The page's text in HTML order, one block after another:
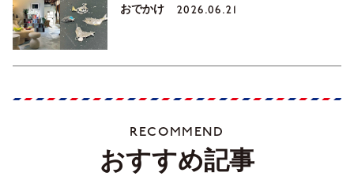
おでかけ 2026.06.21
RECOMMEND
おすすめ記事